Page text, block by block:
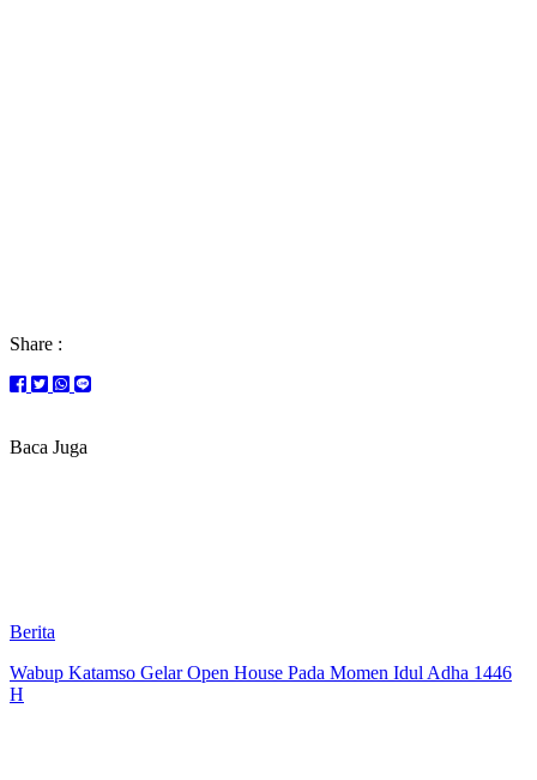
Share :
Baca Juga
Berita
Wabup Katamso Gelar Open House Pada Momen Idul Adha 1446
H